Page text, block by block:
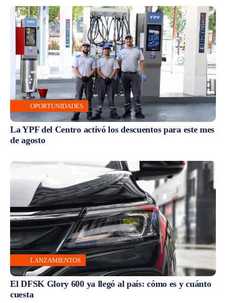
OPORTUNIDADES
La YPF del Centro activó los descuentos para este mes
de agosto
LANZAMIENTOS
El DFSK Glory 600 ya llegó al país: cómo es y cuánto
cuesta